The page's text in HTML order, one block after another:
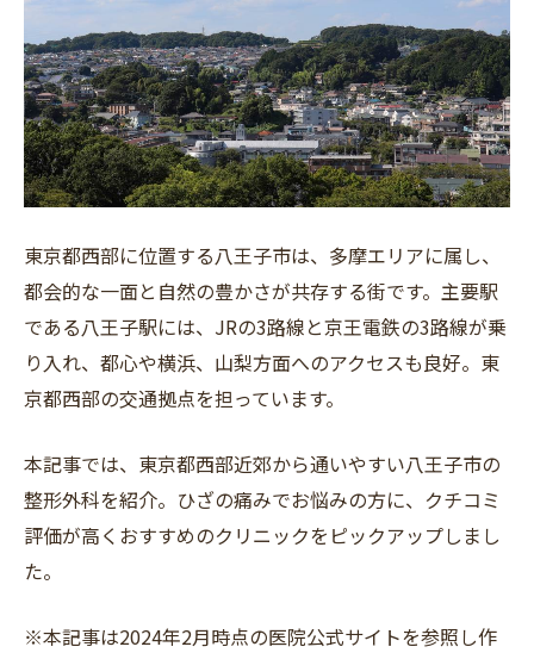
フリーワード
東京都西部に位置する八王子市は、多摩エリアに属し、
都会的な一面と自然の豊かさが共存する街です。主要駅
である八王子駅には、JRの3路線と京王電鉄の3路線が乗
り入れ、都心や横浜、山梨方面へのアクセスも良好。東
京都西部の交通拠点を担っています。
本記事では、東京都西部近郊から通いやすい八王子市の
整形外科を紹介。ひざの痛みでお悩みの方に、クチコミ
評価が高くおすすめのクリニックをピックアップしまし
た。
※本記事は2024年2月時点の医院公式サイトを参照し作